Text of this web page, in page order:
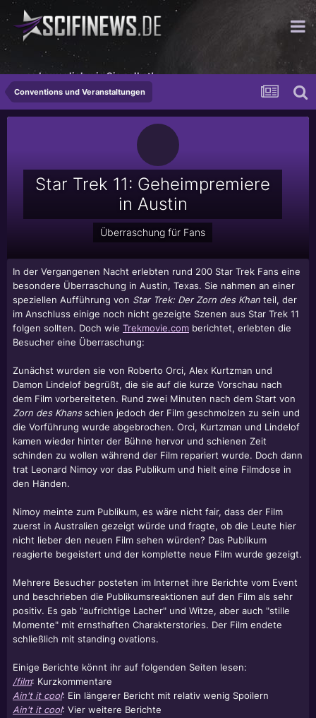
...so beweglich wie Sie selbst!
Conventions und Veranstaltungen
Star Trek 11: Geheimpremiere
in Austin
Überraschung für Fans
In der Vergangenen Nacht erlebten rund 200 Star Trek Fans eine
besondere Überraschung in Austin, Texas. Sie nahmen an einer
speziellen Aufführung von Star Trek: Der Zorn des Khan teil, der
im Anschluss einige noch nicht gezeigte Szenen aus Star Trek 11
folgen sollten. Doch wie Trekmovie.com berichtet, erlebten die
Besucher eine Überraschung:
Zunächst wurden sie von Roberto Orci, Alex Kurtzman und
Damon Lindelof begrüßt, die sie auf die kurze Vorschau nach
dem Film vorbereiteten. Rund zwei Minuten nach dem Start von
Zorn des Khansschien jedoch der Film geschmolzen zu sein und
die Vorführung wurde abgebrochen. Orci, Kurtzman und Lindelof
kamen wieder hinter der Bühne hervor und schienen Zeit
schinden zu wollen während der Film repariert wurde. Doch dann
trat Leonard Nimoy vor das Publikum und hielt eine Filmdose in
den Händen.
Nimoy meinte zum Publikum, es wäre nicht fair, dass der Film
zuerst in Australien gezeigt würde und fragte, ob die Leute hier
nicht lieber den neuen Film sehen würden? Das Publikum
reagierte begeistert und der komplette neue Film wurde gezeigt.
Mehrere Besucher posteten im Internet ihre Berichte vom Event
und beschrieben die Publikumsreaktionen auf den Film als sehr
positiv. Es gab "aufrichtige Lacher" und Witze, aber auch "stille
Momente" mit ernsthaften Charakterstories. Der Film endete
schließlich mit standing ovations.
Einige Berichte könnt ihr auf folgenden Seiten lesen:
/film: Kurzkommentare
Ain't it cool: Ein längerer Bericht mit relativ wenig Spoilern
Ain't it cool: Vier weitere Berichte